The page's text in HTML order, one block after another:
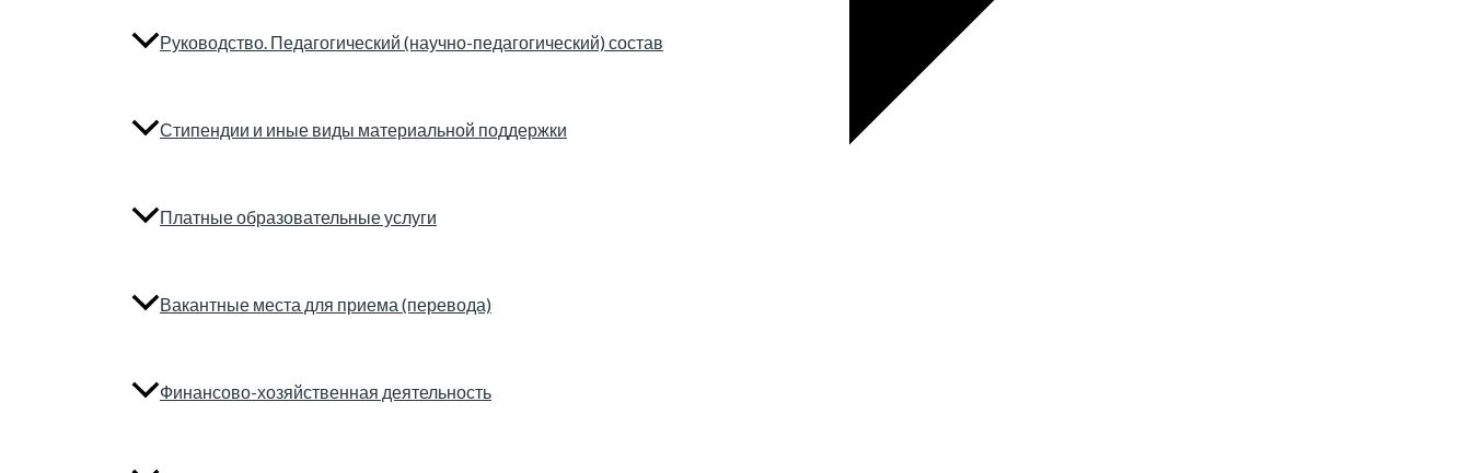
Руководство. Педагогический (научно-педагогический) состав
Стипендии и иные виды материальной поддержки
Платные образовательные услуги
Вакантные места для приема (перевода)
Финансово-хозяйственная деятельность